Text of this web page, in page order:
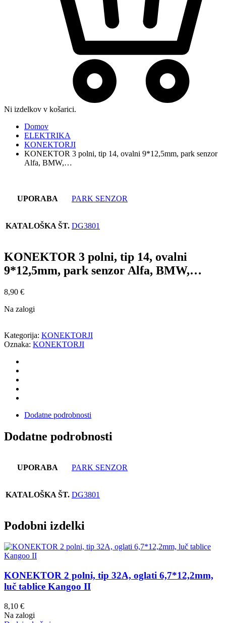
Ni izdelkov v košarici.
Domov
ELEKTRIKA
KONEKTORJI
KONEKTOR 3 polni, tip 14, ovalni 9*12,5mm, park senzor
Alfa, BMW,…
UPORABA PARK SENZOR
KATALOŠKA ŠT. DG3801
KONEKTOR 3 polni, tip 14, ovalni
9*12,5mm, park senzor Alfa, BMW,…
8,90 €
Na zalogi
Kategorija: KONEKTORJI
Oznaka: KONEKTORJI
Dodatne podrobnosti
Dodatne podrobnosti
UPORABA PARK SENZOR
KATALOŠKA ŠT. DG3801
Podobni izdelki
KONEKTOR 2 polni, tip 32A, oglati 6,7*12,2mm,
luč tablice Kangoo II
8,10 €
Na zalogi